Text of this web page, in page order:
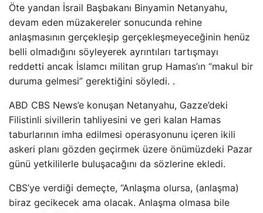
Öte yandan İsrail Başbakanı Binyamin Netanyahu,
devam eden müzakereler sonucunda rehine
anlaşmasının gerçekleşip gerçekleşmeyeceğinin henüz
belli olmadığını söyleyerek ayrıntıları tartışmayı
reddetti ancak İslamcı militan grup Hamas’ın “makul bir
duruma gelmesi” gerektiğini söyledi. .
ABD CBS News’e konuşan Netanyahu, Gazze’deki
Filistinli sivillerin tahliyesini ve geri kalan Hamas
taburlarının imha edilmesi operasyonunu içeren ikili
askeri planı gözden geçirmek üzere önümüzdeki Pazar
günü yetkililerle buluşacağını da sözlerine ekledi.
CBS’ye verdiği demeçte, “Anlaşma olursa, (anlaşma)
biraz gecikecek ama olacak. Anlaşma olmasa bile